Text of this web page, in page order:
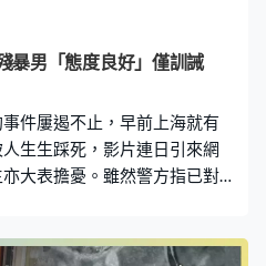
的年輕族群，以及「來都來
為保守，「很多人光看名字
啡的評價，館方則說：「基
發初衷冀大眾破除偏
暴男「態度良好」僅訓誡
事件屢遏不止，早前上海就有
生生踩死，影片連日引來網
大表擔憂。雖然警方指已對
順親人 深受業主們喜愛 據內